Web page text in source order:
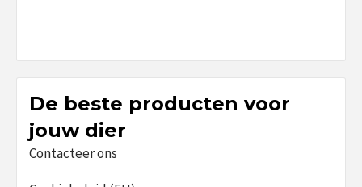
De beste producten voor
jouw dier
Contacteer ons